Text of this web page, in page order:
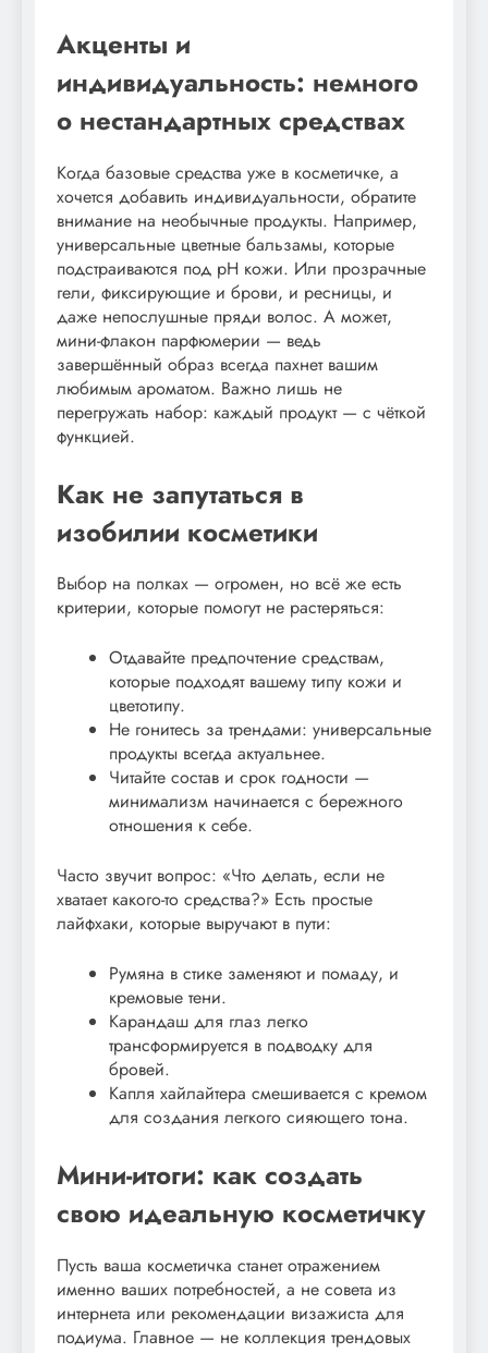
Акценты и
индивидуальность: немного
о нестандартных средствах
Когда базовые средства уже в косметичке, а
хочется добавить индивидуальности, обратите
внимание на необычные продукты. Например,
универсальные цветные бальзамы, которые
подстраиваются под pH кожи. Или прозрачные
гели, фиксирующие и брови, и ресницы, и
даже непослушные пряди волос. А может,
мини-флакон парфюмерии — ведь
завершённый образ всегда пахнет вашим
любимым ароматом. Важно лишь не
перегружать набор: каждый продукт — с чёткой
функцией.
Как не запутаться в
изобилии косметики
Выбор на полках — огромен, но всё же есть
критерии, которые помогут не растеряться:
Отдавайте предпочтение средствам,
которые подходят вашему типу кожи и
цветотипу.
Не гонитесь за трендами: универсальные
продукты всегда актуальнее.
Читайте состав и срок годности —
минимализм начинается с бережного
отношения к себе.
Часто звучит вопрос: «Что делать, если не
хватает какого-то средства?» Есть простые
лайфхаки, которые выручают в пути:
Румяна в стике заменяют и помаду, и
кремовые тени.
Карандаш для глаз легко
трансформируется в подводку для
бровей.
Капля хайлайтера смешивается с кремом
для создания легкого сияющего тона.
Мини-итоги: как создать
свою идеальную косметичку
Пусть ваша косметичка станет отражением
именно ваших потребностей, а не совета из
интернета или рекомендации визажиста для
подиума. Главное — не коллекция трендовых